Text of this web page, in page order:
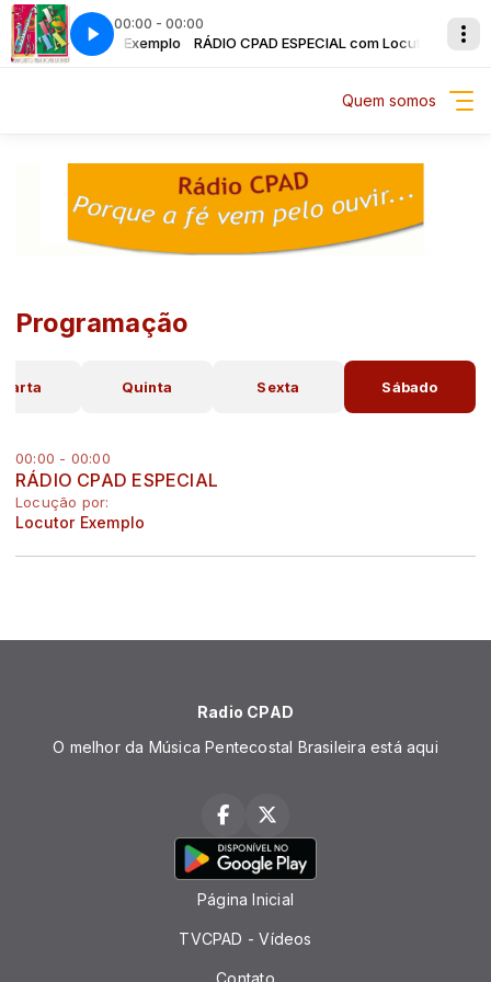
00:00 - 00:00
com Locutor Exemplo RÁDIO CPAD ESPECIAL com Locutor Exemplo
- Precioso amigo Proj Vida Nova de Iraja - Precioso amigo
Quem somos
Programação
Quinta Sexta Sábado
00:00 - 00:00
RÁDIO CPAD ESPECIAL
Locução por:
Locutor Exemplo
Radio CPAD
O melhor da Música Pentecostal Brasileira está aqui
Página Inicial
TVCPAD - Vídeos
Contato